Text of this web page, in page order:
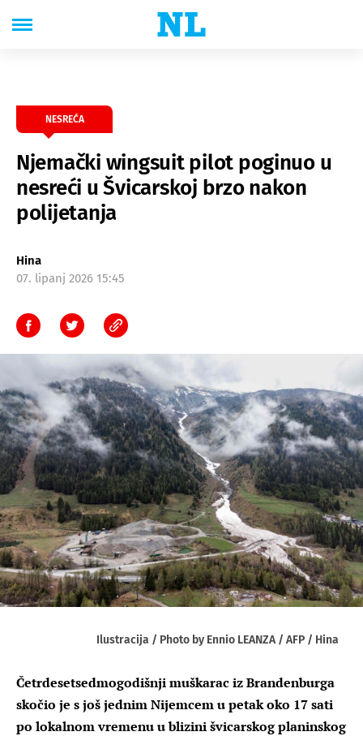
NESREĆA
Njemački wingsuit pilot poginuo u
nesreći u Švicarskoj brzo nakon
polijetanja
Hina
07. lipanj 2026 15:45
Ilustracija / Photo by Ennio LEANZA / AFP / Hina
Četrdesetsedmogodišnji muškarac iz Brandenburga
skočio je s još jednim Nijemcem u petak oko 17 sati
po lokalnom vremenu u blizini švicarskog planinskog